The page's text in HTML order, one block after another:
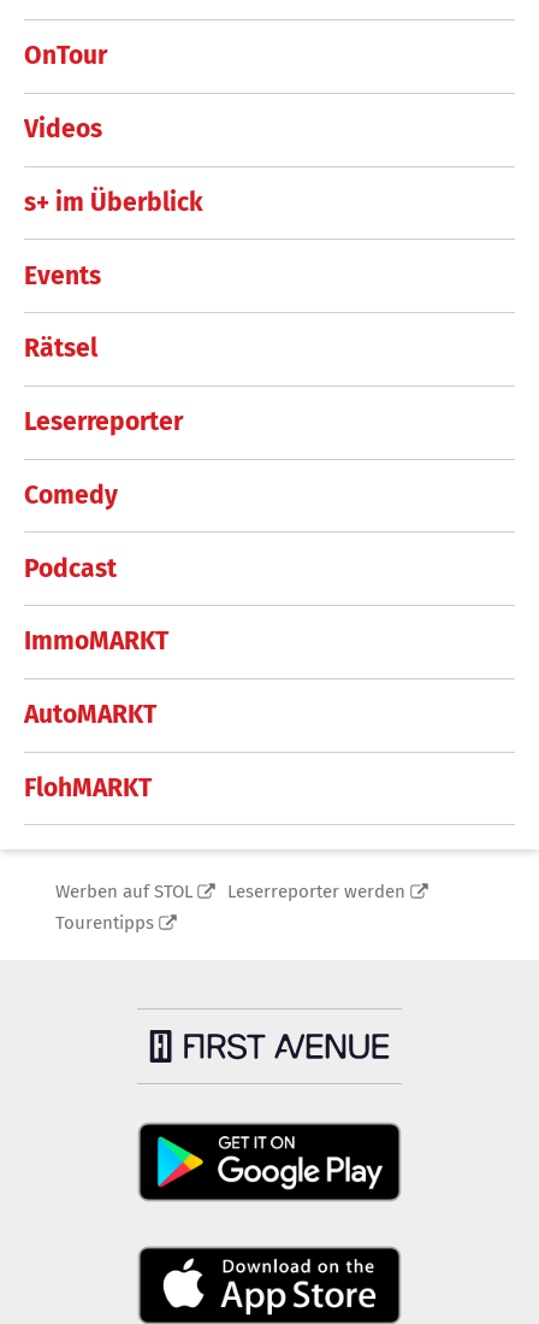
OnTour
Videos
s+ im Überblick
Events
Rätsel
Leserreporter
Comedy
Podcast
ImmoMARKT
AutoMARKT
FlohMARKT
Werben auf STOL
Leserreporter werden
Tourentipps